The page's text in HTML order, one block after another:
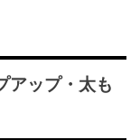
アップ・太も